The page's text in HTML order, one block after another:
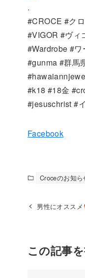
.
#CROCE #ク
#VIGOR #ヴィ
#Wardrobe #
#gunma #群馬
#k18 #18金
#jesuschrist #
Facebook
Croceのお知ら
男性にオススメ
この記事